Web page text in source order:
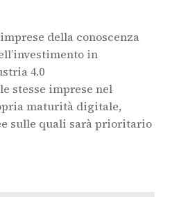
della conoscenza
in
4.0
stesse imprese nel
maturità digitale,
sulle quali sarà prioritario